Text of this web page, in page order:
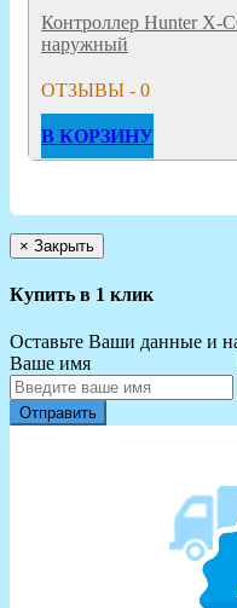
Контроллер Hunter X-
наружный
ОТЗЫВЫ - 0
В КОРЗИНУ
× Закрыть
Купить в 1 клик
Оставьте Ваши данные и
Ваше имя
Отправить